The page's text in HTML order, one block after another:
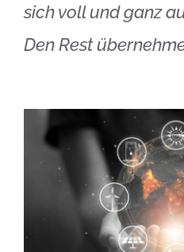
sich voll und ganz
Den Rest